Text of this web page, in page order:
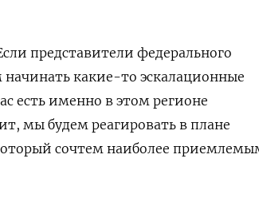
представители федерального
какие-то эскалационные
есть именно в этом регионе
мы будем реагировать в плане
сочтем наиболее